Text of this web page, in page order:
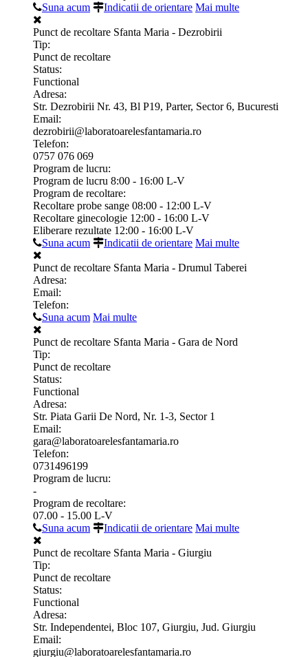
Suna acum
Indicatii de orientare Mai multe
Punct de recoltare Sfanta Maria - Dezrobirii
Tip:
Punct de recoltare
Status:
Functional
Adresa:
Str. Dezrobirii Nr. 43, Bl P19, Parter, Sector 6, Bucuresti
Email:
dezrobirii@laboratoarelesfantamaria.ro
Telefon:
0757 076 069
Program de lucru:
Program de lucru 8:00 - 16:00 L-V
Program de recoltare:
Recoltare probe sange 08:00 - 12:00 L-V
Recoltare ginecologie 12:00 - 16:00 L-V
Eliberare rezultate 12:00 - 16:00 L-V
Suna acum
Indicatii de orientare Mai multe
Punct de recoltare Sfanta Maria - Drumul Taberei
Adresa:
Email:
Telefon:
Suna acum Mai multe
Punct de recoltare Sfanta Maria - Gara de Nord
Tip:
Punct de recoltare
Status:
Functional
Adresa:
Str. Piata Garii De Nord, Nr. 1-3, Sector 1
Email:
gara@laboratoarelesfantamaria.ro
Telefon:
0731496199
Program de lucru:
-
Program de recoltare:
07.00 - 15.00 L-V
Suna acum
Indicatii de orientare Mai multe
Punct de recoltare Sfanta Maria - Giurgiu
Tip:
Punct de recoltare
Status:
Functional
Adresa:
Str. Independentei, Bloc 107, Giurgiu, Jud. Giurgiu
Email:
giurgiu@laboratoarelesfantamaria.ro